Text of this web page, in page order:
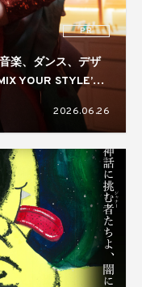
PR
楽、ダンス、デザ
YOUR STYLE’
を起用
2026.06.26